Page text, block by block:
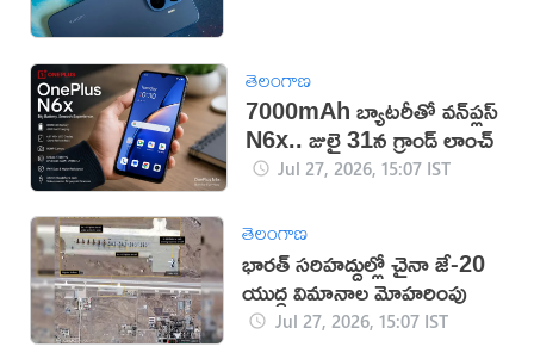
తెలంగాణ
7000mAh బ్యాటరీతో వన్‌ప్లస్
N6x.. జులై 31న గ్రాండ్ లాంచ్
Jul 27, 2026, 15:07 IST
తెలంగాణ
భారత్ సరిహద్దుల్లో చైనా జే-20
యుద్ధ విమానాల మోహరింపు
Jul 27, 2026, 15:07 IST